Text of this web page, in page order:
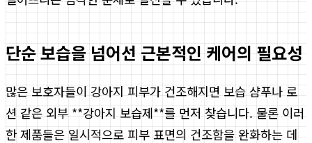
단순 보습을 넘어선 근본적인 케어의 필요성
많은 보호자들이 강아지 피부가 건조해지면 보습 샴푸나 로
션 같은 외부 **강아지 보습제**를 먼저 찾습니다. 물론 이러
한 제품들은 일시적으로 피부 표면의 건조함을 완화하는 데